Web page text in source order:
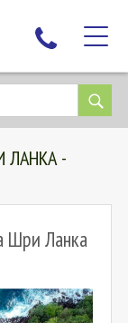
ЛАНКА -
Шри Ланка